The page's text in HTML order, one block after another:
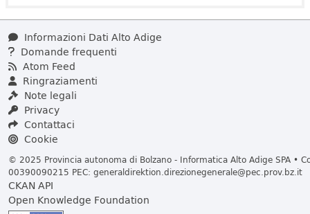
Informazioni Dati Alto Adige
Domande frequenti
Atom Feed
Ringraziamenti
Note legali
Privacy
Contattaci
Cookie
© 2025 Provincia autonoma di Bolzano - Informatica Alto Adige SPA •
00390090215 PEC: generaldirektion.direzionegenerale@pec.prov.bz.it
CKAN API
Open Knowledge Foundation